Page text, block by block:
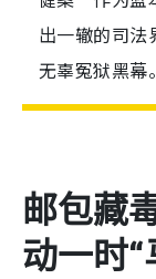
出一辙的司法
无辜冤狱黑幕。
邮包藏
动一时“